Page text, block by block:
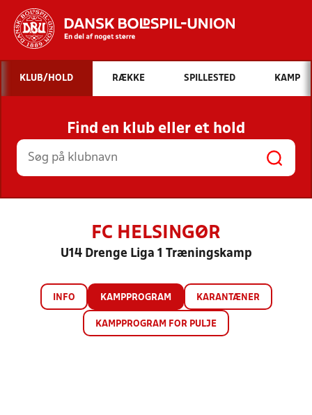
Hvad vil du søge efter?
INDHOLD OG NYHEDER
STILLINGER, RESULTATER, KLUBBER OG
HOLD
KLUB/HOLD RÆKKE SPILLESTED KAMP
Find en klub eller et hold
FC HELSINGØR
U14 Drenge Liga 1 Træningskamp
INFO KAMPPROGRAM KARANTÆNER
KAMPPROGRAM FOR PULJE